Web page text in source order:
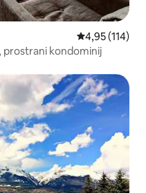
Prosječna
4,95 (114)
prostrani kondominij